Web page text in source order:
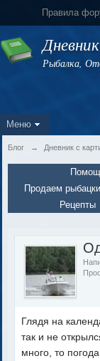
Правила
Рыбалка,
Меню
Блог → Дневник с
Продаем
Рецепты
Глядя на
так и не
много, то